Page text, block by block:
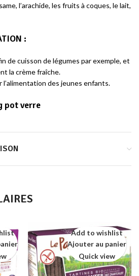
l’arachide, les fruits à coques, le lait,
:
de cuisson de légumes par exemple, et
la crème fraîche.
l’alimentation des jeunes enfants.
pot verre
Add to wishlist
Ajouter au panier
Quick view